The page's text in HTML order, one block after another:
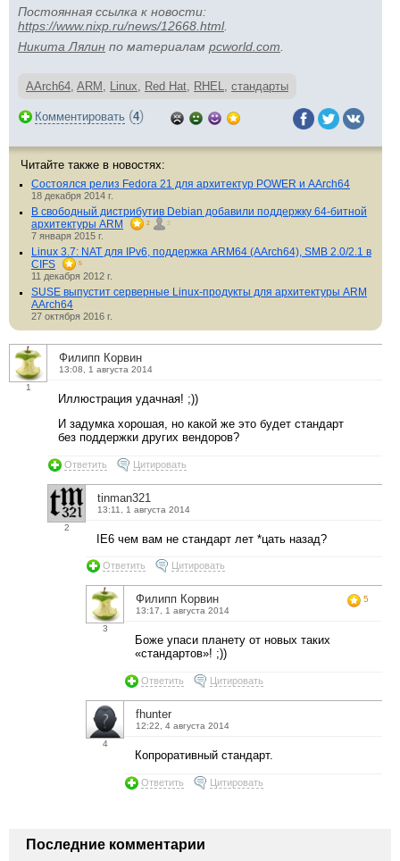
Постоянная ссылка к новости:
https://www.nixp.ru/news/12668.html.
Никита Лялин по материалам pcworld.com
AArch64, ARM , Linux, Red Hat, RHEL, стандарты
Комментировать (4)
Читайте также в новостях:
Состоялся релиз Fedora 21 для архитектур POWER и AArch64
18 декабря 2014 г.
В свободный дистрибутив Debian добавили поддержку 64-битной
архитектуры ARM
2 2
7 января 2015 г.
Linux 3.7: NAT для IPv6, поддержка ARM64 (AArch64), SMB 2.0/2.1 в
CIFS
5
11 декабря 2012 г.
SUSE выпустит серверные Linux-продукты для архитектуры ARM
AArch64
27 октября 2016 г.
1
Филипп Корвин
13:08, 1 августа 2014
Иллюстрация удачная! ;))
И задумка хорошая, но какой же это будет стандарт
без поддержки других вендоров?
Ответить Цитировать
2
tinman321
13:11, 1 августа 2014
IE6 чем вам не стандарт лет *цать назад?
Ответить Цитировать
3
Филипп Корвин
13:17, 1 августа 2014
5
Боже упаси планету от новых таких
«стандартов»! ;))
Ответить Цитировать
4
fhunter
12:22, 4 августа 2014
Копроративный стандарт.
Ответить Цитировать
Последние комментарии